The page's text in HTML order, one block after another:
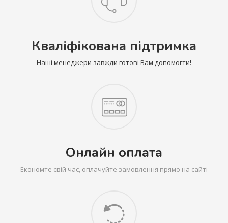
Кваліфікована підтримка
Наші менеджери завжди готові Вам допомогти!
Онлайн оплата
Економте свій час, оплачуйте замовлення прямо на сайті